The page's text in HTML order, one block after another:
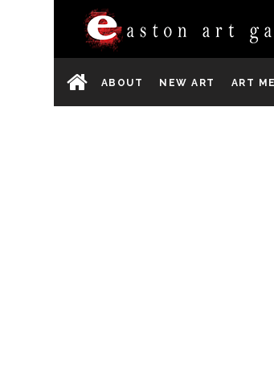
ABOUT NEW ART ART